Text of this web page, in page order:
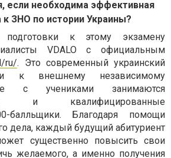
если необходима эффективная
к ЗНО по истории Украины?
к этому экзамену
VDALO с официальным
ru/. Это современный украинский
к внешнему независимому
с учениками занимаются
и квалифицированные
балльщики. Благодаря помощи
дела, каждый будущий абитуриент
существенно повысить свои
желаемого, а именно получения